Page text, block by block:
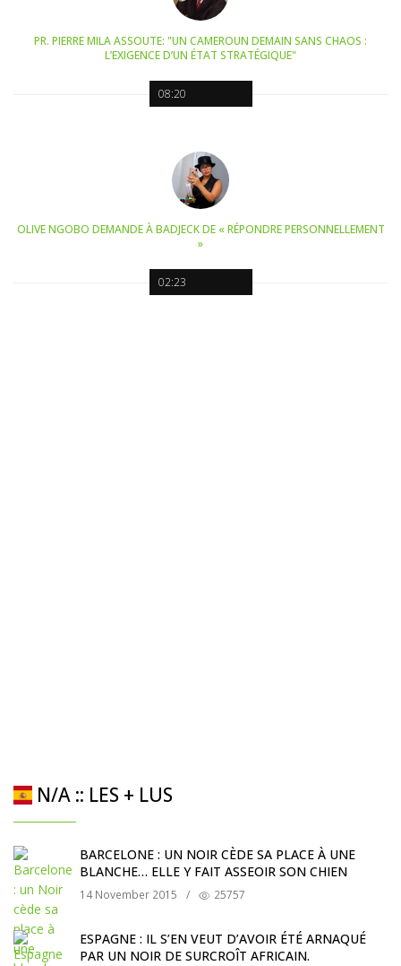
08:20
PR. PIERRE MILA ASSOUTE: "UN CAMEROUN DEMAIN SANS CHAOS :
L’EXIGENCE D’UN ÉTAT STRATÉGIQUE"
02:23
OLIVE NGOBO DEMANDE À BADJECK DE « RÉPONDRE PERSONNELLEMENT
»
N/A :: LES + LUS
BARCELONE : UN NOIR CÈDE SA PLACE À UNE
BLANCHE… ELLE Y FAIT ASSEOIR SON CHIEN
14 November 2015 / 25757
ESPAGNE : IL S’EN VEUT D’AVOIR ÉTÉ ARNAQUÉ
PAR UN NOIR DE SURCROÎT AFRICAIN.